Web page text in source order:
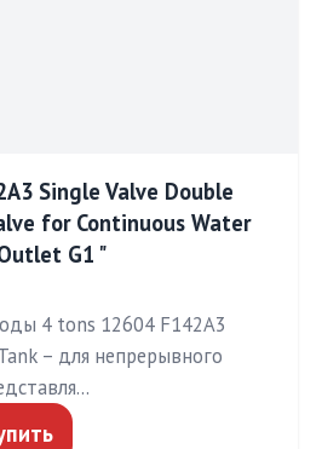
Single Valve Double
for Continuous Water
G1 "
4 tons 12604 F142A3
– для непрерывного